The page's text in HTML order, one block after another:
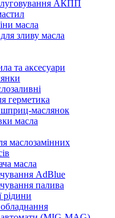
АКПП
масла
зливу масла
та аксесуари
герметика
маслянок
масла
маслозамінних
масла
AdBlue
палива
рідини